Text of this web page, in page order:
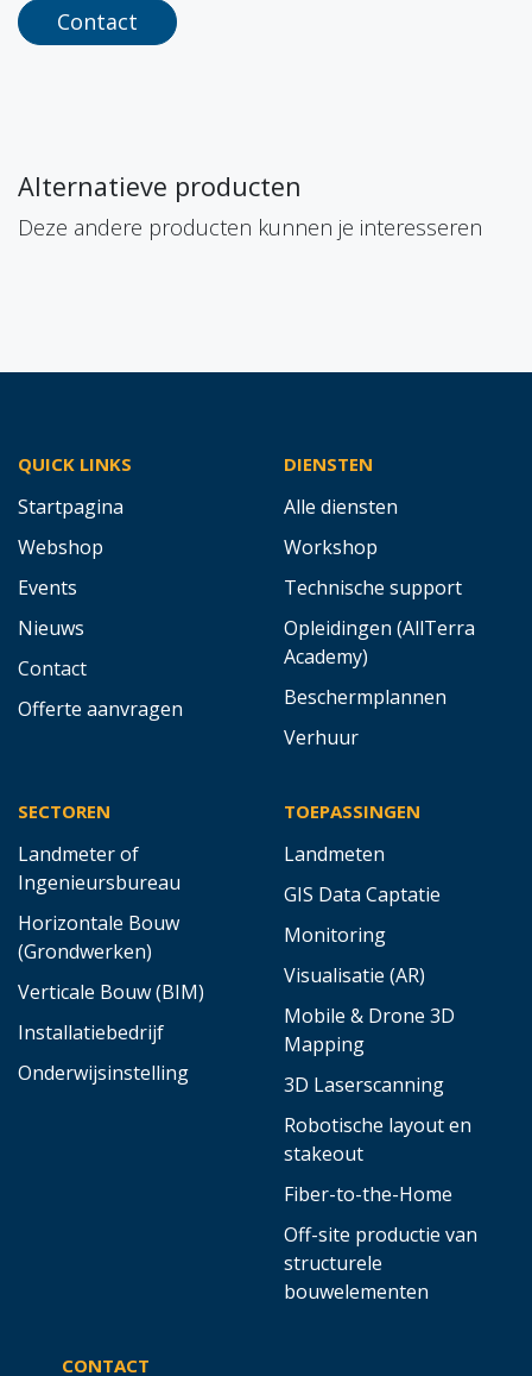
Contact
Alternatieve producten
Deze andere producten kunnen je interesseren
QUICK LINKS
Startpagina
Webshop
Events
Nieuws
Contact
Offerte aanvragen
DIENSTEN
Alle diensten
Workshop
Technische support
Opleidingen (AllTerra
Academy)
Beschermplannen
Verhuur
SECTOREN
Landmeter of
Ingenieursbureau
Horizontale Bouw
(Grondwerken)
Verticale Bouw (BIM)
Installatiebedrijf
Onderwijsinstelling
TOEPASSINGEN
Landmeten
GIS Data Captatie
Monitoring
Visualisatie (AR)
Mobile & Drone 3D
Mapping
3D Laserscanning
Robotische layout en
stakeout
Fiber-to-the-Home
Off-site productie van
structurele
bouwelementen
CONTACT